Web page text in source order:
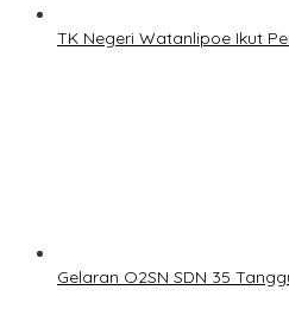
TK Negeri Watanlipoe Ikut
Gelaran O2SN SDN 35